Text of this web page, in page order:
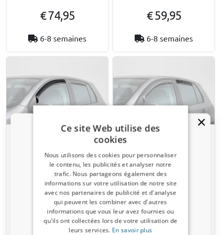
€ 74,95
6-8 semaines
€ 59,95
6-8 semaines
2003-2012 5 portes bicorps
portes avant ClimAir -
foncé transparent
€ 74,95
6-8 semaines
2003-2012 5 portes bicorps
portes arrière ClimAir - gris
fumé
€ 54,95
6-8 semaines
Ce site Web utilise des
cookies
Nous utilisons des cookies pour personnaliser
le contenu, les publicités et analyser notre
trafic. Nous partageons également des
informations sur votre utilisation de notre site
avec nos partenaires de publicité et d'analyse
qui peuvent les combiner avec d'autres
informations que vous leur avez fournies ou
qu'ils ont collectées lors de votre utilisation de
leurs services. En savoir plus
Un code de réduction de 5 % ?
Inscrivez-vous dès maintenant à notre
newsletter et profitez-en ! Votre code promo est
valable 3 jours.